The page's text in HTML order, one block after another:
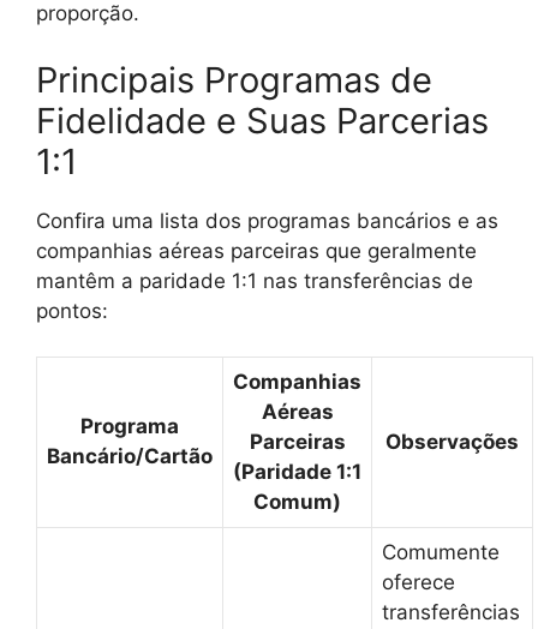
proporção.
Principais Programas de
Fidelidade e Suas Parcerias
1:1
Confira uma lista dos programas bancários e as
companhias aéreas parceiras que geralmente
mantêm a paridade 1:1 nas transferências de
pontos:
Programa
Bancário/Cartão
Companhias
Aéreas
Parceiras
(Paridade 1:1
Comum)
Observações
Comumente
oferece
transferências